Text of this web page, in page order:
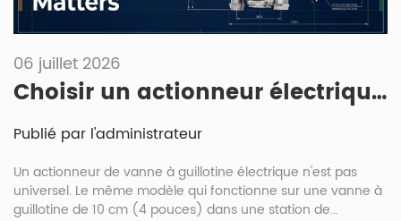
06 juillet 2026
Choisir un actionneur électrique pour vannes à guillotine : ce qui compte vraiment
Publié par l'administrateur
Un actionneur de vanne à guillotine électrique n'est pas
universel. Le même modèle qui fonctionne sur une vanne à
guillotine de 10 cm (4 pouces) dans une station de